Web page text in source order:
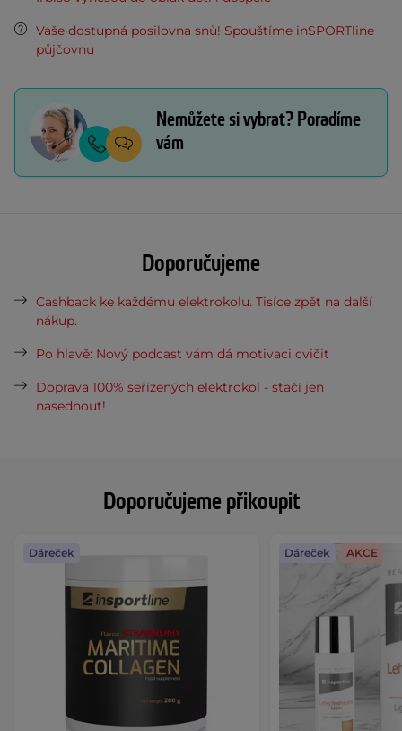
Doporučujeme přikoupit
Dáreček Dáreček AKCE
Vaše dostupná posilovna snů! Spouštíme inSPORTline
půjčovnu
Nemůžete si vybrat? Poradíme
vám
Doporučujeme
Cashback ke každému elektrokolu. Tisíce zpět na další
nákup.
Po hlavě: Nový podcast vám dá motivaci cvičit
Doprava 100% seřízených elektrokol - stačí jen
nasednout!